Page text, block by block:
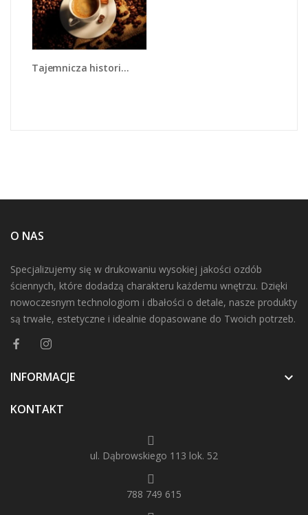
Tajemnicza historia z odrobiną kawy - JN475
O NAS
Specjalizujemy się w drukowaniu wysokiej jakości ozdób
ściennych, które dodadzą charakteru każdemu wnętrzu. Dzięki
nowoczesnym technologiom i dbałości o detale, nasze produkty
są trwałe, estetyczne i idealnie dopasowane do Twoich potrzeb.
INFORMACJE 
KONTAKT
ul. Dąbrowskiego 113 lok. 52
788 749 615